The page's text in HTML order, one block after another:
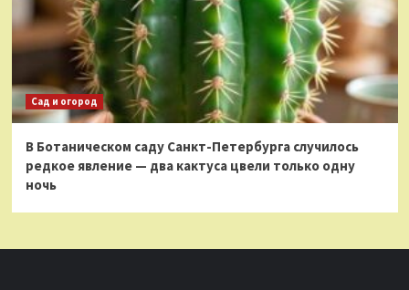
Сад и огород
В Ботаническом саду Санкт-Петербурга случилось
редкое явление — два кактуса цвели только одну
ночь